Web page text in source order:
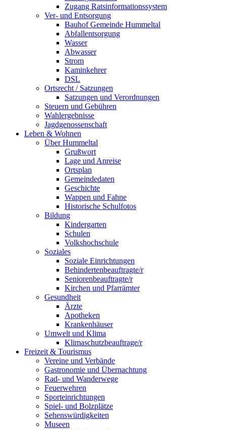
Zugang Ratsinformationssystem
Ver- und Entsorgung
Bauhof Gemeinde Hummeltal
Abfallentsorgung
Wasser
Abwasser
Strom
Kaminkehrer
DSL
Ortsrecht / Satzungen
Satzungen und Verordnungen
Steuern und Gebühren
Wahlergebnisse
Jagdgenossenschaft
Leben & Wohnen
Über Hummeltal
Grußwort
Lage und Anreise
Ortsplan
Gemeindedaten
Geschichte
Wappen und Fahne
Historische Schulfotos
Bildung
Kindergarten
Schulen
Volkshochschule
Soziales
Soziale Einrichtungen
Behindertenbeauftragte/r
Seniorenbeauftragte/r
Kirchen und Pfarrämter
Gesundheit
Ärzte
Apotheken
Krankenhäuser
Umwelt und Klima
Klimaschutzbeauftrage/r
Freizeit & Tourismus
Vereine und Verbände
Gastronomie und Übernachtung
Rad- und Wanderwege
Feuerwehren
Sporteinrichtungen
Spiel- und Bolzplätze
Sehenswürdigkeiten
Museen